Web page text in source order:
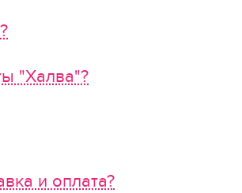
"Халва"?
и оплата?